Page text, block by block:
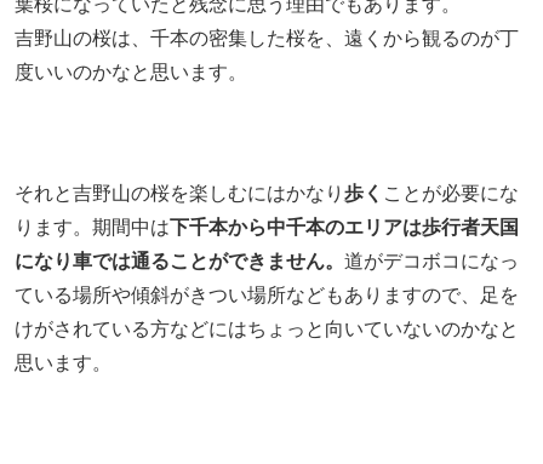
吉野山の桜は、千本の密集した桜を、遠くから観るのが丁
度いいのかなと思います。
それと吉野山の桜を楽しむにはかなり 歩く ことが必要にな
ります。期間中は 下千本から中千本のエリアは歩行者天国
になり車では通ることができません。 道がデコボコになっ
ている場所や傾斜がきつい場所などもありますので、足を
けがされている方などにはちょっと向いていないのかなと
思います。